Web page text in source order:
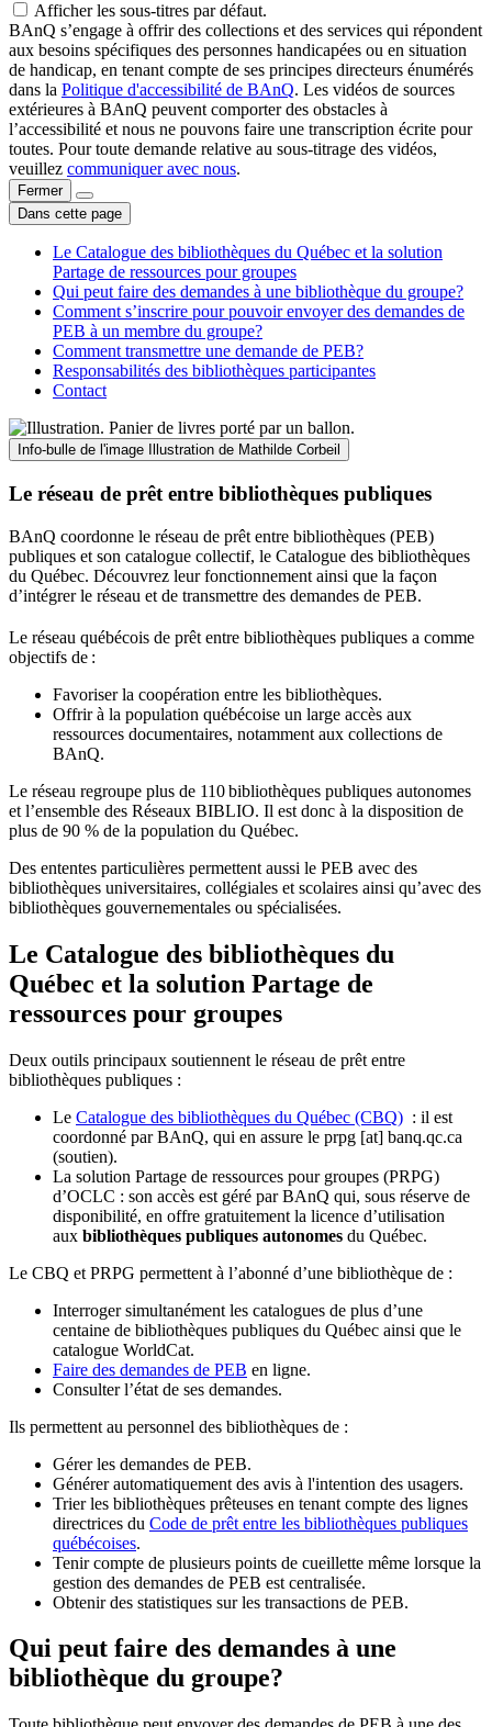
Afficher les sous-titres par défaut.
BAnQ s’engage à offrir des collections et des services qui répondent
aux besoins spécifiques des personnes handicapées ou en situation
de handicap, en tenant compte de ses principes directeurs énumérés
dans la Politique d'accessibilité de BAnQ. Les vidéos de sources
extérieures à BAnQ peuvent comporter des obstacles à
l’accessibilité et nous ne pouvons faire une transcription écrite pour
toutes. Pour toute demande relative au sous-titrage des vidéos,
veuillez communiquer avec nous.
Fermer
Dans cette page
Le Catalogue des bibliothèques du Québec et la solution
Partage de ressources pour groupes
Qui peut faire des demandes à une bibliothèque du groupe?
Comment s’inscrire pour pouvoir envoyer des demandes de
PEB à un membre du groupe?
Comment transmettre une demande de PEB?
Responsabilités des bibliothèques participantes
Contact
Info-bulle de l'image Illustration de Mathilde Corbeil
Le réseau de prêt entre bibliothèques publiques
BAnQ coordonne le réseau de prêt entre bibliothèques (PEB)
publiques et son catalogue collectif, le Catalogue des bibliothèques
du Québec. Découvrez leur fonctionnement ainsi que la façon
d’intégrer le réseau et de transmettre des demandes de PEB.
Le réseau québécois de prêt entre bibliothèques publiques a comme
objectifs de :
Favoriser la coopération entre les bibliothèques.
Offrir à la population québécoise un large accès aux
ressources documentaires, notamment aux collections de
BAnQ.
Le réseau regroupe plus de 110bibliothèques publiques autonomes
et l’ensemble des Réseaux BIBLIO. Il est donc à la disposition de
plus de 90 % de la population du Québec.
Des ententes particulières permettent aussi le PEB avec des
bibliothèques universitaires, collégiales et scolaires ainsi qu’avec des
bibliothèques gouvernementales ou spécialisées.
Le Catalogue des bibliothèques du
Québec et la solution Partage de
ressources pour groupes
Deux outils principaux soutiennent le réseau de prêt entre
bibliothèques publiques :
Le Catalogue des bibliothèques du Québec (CBQ) : il est
coordonné par BAnQ, qui en assure le prpg [at] banq.qc.ca
(soutien).
La solution Partage de ressources pour groupes (PRPG)
d’OCLC : son accès est géré par BAnQ qui, sous réserve de
disponibilité, en offre gratuitement la licence d’utilisation
aux bibliothèques publiques autonomes du Québec.
Le CBQ et PRPG permettent à l’abonné d’une bibliothèque de :
Interroger simultanément les catalogues de plus d’une
centaine de bibliothèques publiques du Québec ainsi que le
catalogue WorldCat.
Faire des demandes de PEB en ligne.
Consulter l’état de ses demandes.
Ils permettent au personnel des bibliothèques de :
Gérer les demandes de PEB.
Générer automatiquement des avis à l'intention des usagers.
Trier les bibliothèques prêteuses en tenant compte des lignes
directrices du Code de prêt entre les bibliothèques publiques
québécoises.
Tenir compte de plusieurs points de cueillette même lorsque la
gestion des demandes de PEB est centralisée.
Obtenir des statistiques sur les transactions de PEB.
Qui peut faire des demandes à une
bibliothèque du groupe?